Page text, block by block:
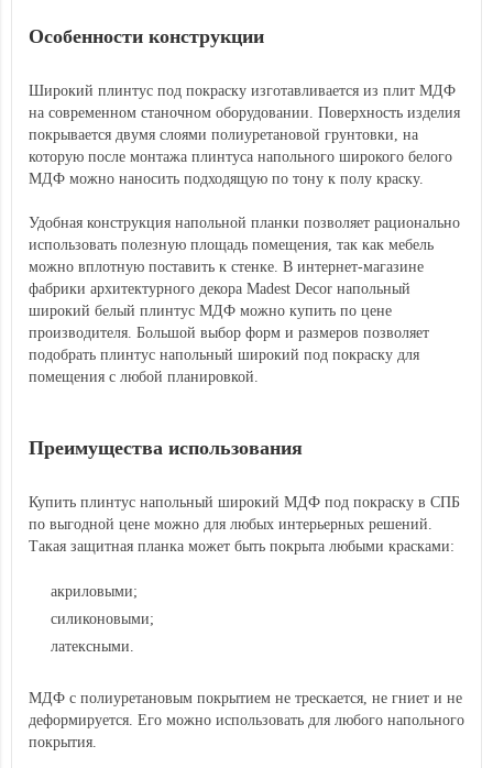
Особенности конструкции
Широкий плинтус под покраску изготавливается из плит МДФ
на современном станочном оборудовании. Поверхность изделия
покрывается двумя слоями полиуретановой грунтовки, на
которую после монтажа плинтуса напольного широкого белого
МДФ можно наносить подходящую по тону к полу краску.
Удобная конструкция напольной планки позволяет рационально
использовать полезную площадь помещения, так как мебель
можно вплотную поставить к стенке. В интернет-магазине
фабрики архитектурного декора Madest Decor напольный
широкий белый плинтус МДФ можно купить по цене
производителя. Большой выбор форм и размеров позволяет
подобрать плинтус напольный широкий под покраску для
помещения с любой планировкой.
Преимущества использования
Купить плинтус напольный широкий МДФ под покраску в СПБ
по выгодной цене можно для любых интерьерных решений.
Такая защитная планка может быть покрыта любыми красками:
акриловыми;
силиконовыми;
латексными.
МДФ с полиуретановым покрытием не трескается, не гниет и не
деформируется. Его можно использовать для любого напольного
покрытия.